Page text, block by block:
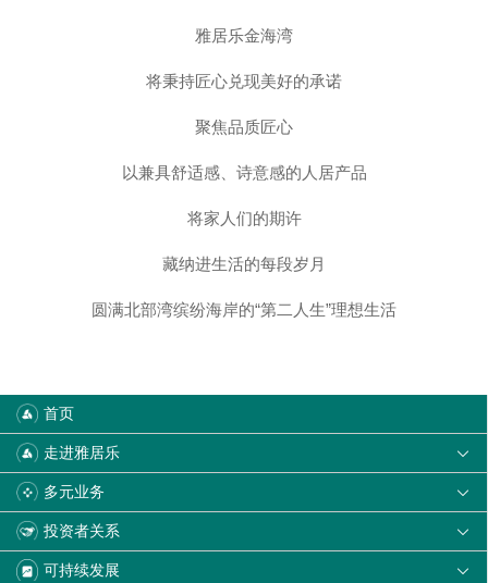
雅居乐金海湾
将秉持匠心兑现美好的承诺
聚焦品质匠心
以兼具舒适感、诗意感的人居产品
将家人们的期许
藏纳进生活的每段岁月
圆满北部湾缤纷海岸的“第二人生”理想生活
首页
走进雅居乐 
多元业务 
投资者关系 
可持续发展 